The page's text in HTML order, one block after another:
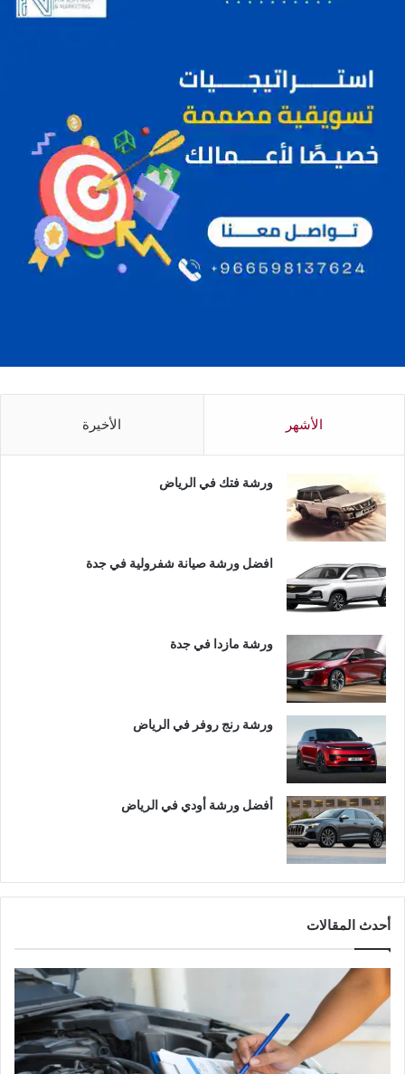
الأشهر الأخيرة
ورشة فتك في الرياض
افضل ورشة صيانة شفرولية في جدة
ورشة مازدا في جدة
ورشة رنج روفر في الرياض
أفضل ورشة أودي في الرياض
أحدث المقالات